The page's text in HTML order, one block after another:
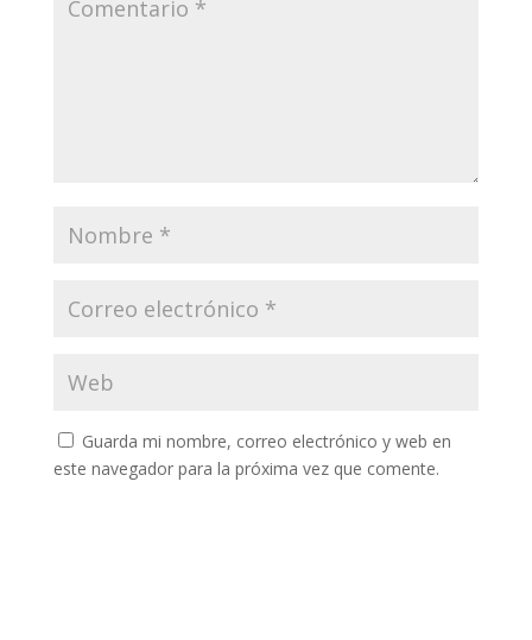
Guarda mi nombre, correo electrónico y web en
este navegador para la próxima vez que comente.